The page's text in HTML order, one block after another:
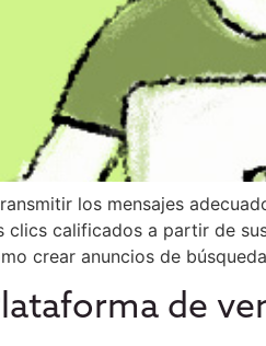
los mensajes
calificados a partir de
crear anuncios de
de